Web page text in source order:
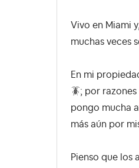
Vivo en Miami
muchas veces
En mi
🪳; por
pongo mucha
más aún por
Pienso que los